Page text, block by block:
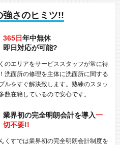
強さのヒミツ!!
365日年中無休
即日対応が可能?
のエリアをサービススタッフが常に待
洗面所の修理を主体に洗面所に関する
ルをすぐ解決致します。熟練のスタッ
数在籍しているので安心です。
業界初の完全明朗会計を導入一
切不要!!
くすでは業界初の完全明朗会計制度を